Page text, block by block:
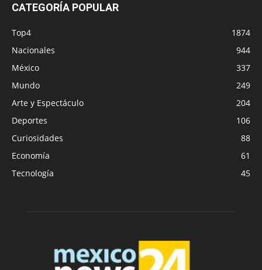
CATEGORÍA POPULAR
Top4
1874
Nacionales
944
México
337
Mundo
249
Arte y Espectáculo
204
Deportes
106
Curiosidades
88
Economía
61
Tecnología
45